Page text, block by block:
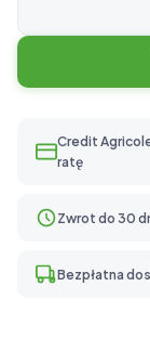
Credit
ratę
Zwrot do 30
Bezpłatna